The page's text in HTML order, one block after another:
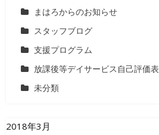
まはろからのお知らせ
スタッフブログ
支援プログラム
放課後等デイサービス自己評価表
未分類
2018年3月